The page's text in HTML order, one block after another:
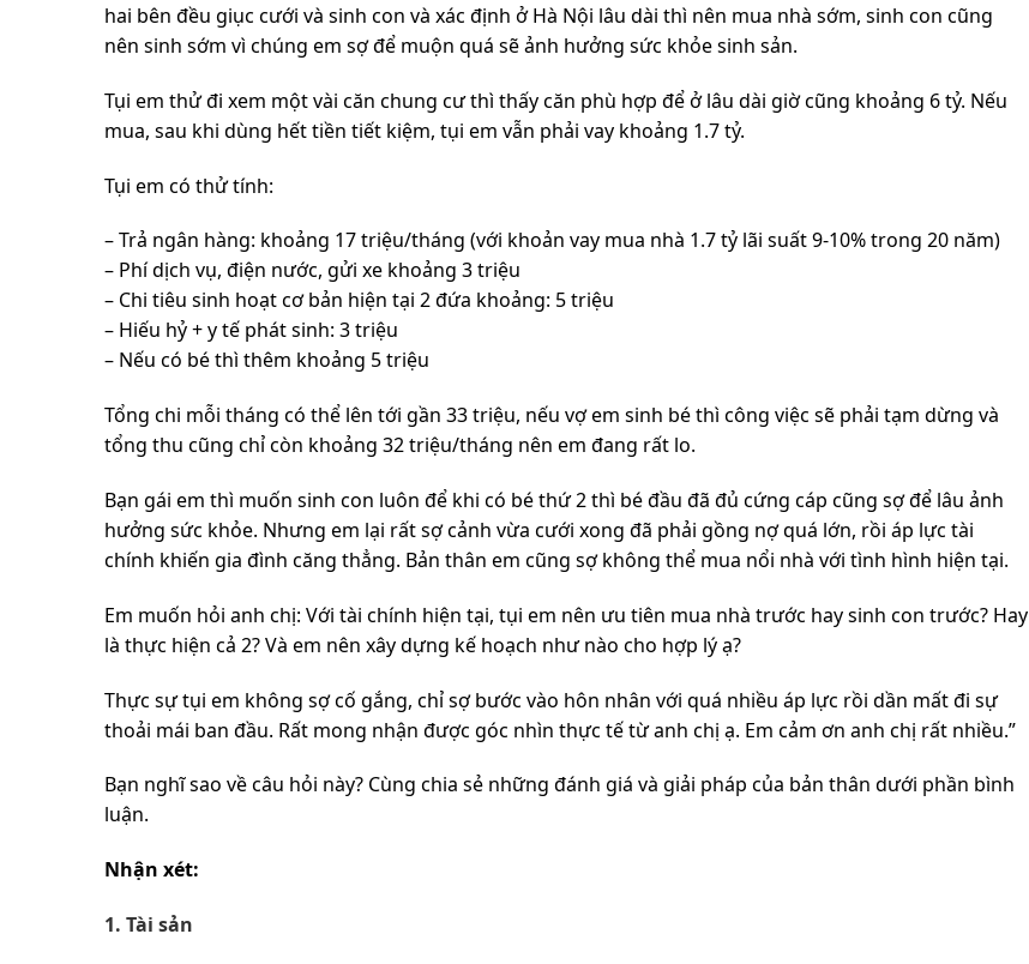
hai bên đều giục cưới và sinh con và xác định ở Hà Nội lâu dài thì nên mua nhà sớm, sinh con cũng
nên sinh sớm vì chúng em sợ để muộn quá sẽ ảnh hưởng sức khỏe sinh sản.
Tụi em thử đi xem một vài căn chung cư thì thấy căn phù hợp để ở lâu dài giờ cũng khoảng 6 tỷ. Nếu
mua, sau khi dùng hết tiền tiết kiệm, tụi em vẫn phải vay khoảng 1.7 tỷ.
Tụi em có thử tính:
– Trả ngân hàng: khoảng 17 triệu/tháng (với khoản vay mua nhà 1.7 tỷ lãi suất 9-10% trong 20 năm)
– Phí dịch vụ, điện nước, gửi xe khoảng 3 triệu
– Chi tiêu sinh hoạt cơ bản hiện tại 2 đứa khoảng: 5 triệu
– Hiếu hỷ + y tế phát sinh: 3 triệu
– Nếu có bé thì thêm khoảng 5 triệu
Tổng chi mỗi tháng có thể lên tới gần 33 triệu, nếu vợ em sinh bé thì công việc sẽ phải tạm dừng và
tổng thu cũng chỉ còn khoảng 32 triệu/tháng nên em đang rất lo.
Bạn gái em thì muốn sinh con luôn để khi có bé thứ 2 thì bé đầu đã đủ cứng cáp cũng sợ để lâu ảnh
hưởng sức khỏe. Nhưng em lại rất sợ cảnh vừa cưới xong đã phải gồng nợ quá lớn, rồi áp lực tài
chính khiến gia đình căng thẳng. Bản thân em cũng sợ không thể mua nổi nhà với tình hình hiện tại.
Em muốn hỏi anh chị: Với tài chính hiện tại, tụi em nên ưu tiên mua nhà trước hay sinh con trước? Hay
là thực hiện cả 2? Và em nên xây dựng kế hoạch như nào cho hợp lý ạ?
Thực sự tụi em không sợ cố gắng, chỉ sợ bước vào hôn nhân với quá nhiều áp lực rồi dần mất đi sự
thoải mái ban đầu. Rất mong nhận được góc nhìn thực tế từ anh chị ạ. Em cảm ơn anh chị rất nhiều.”
Bạn nghĩ sao về câu hỏi này? Cùng chia sẻ những đánh giá và giải pháp của bản thân dưới phần bình
luận.
Nhận xét:
1. Tài sản